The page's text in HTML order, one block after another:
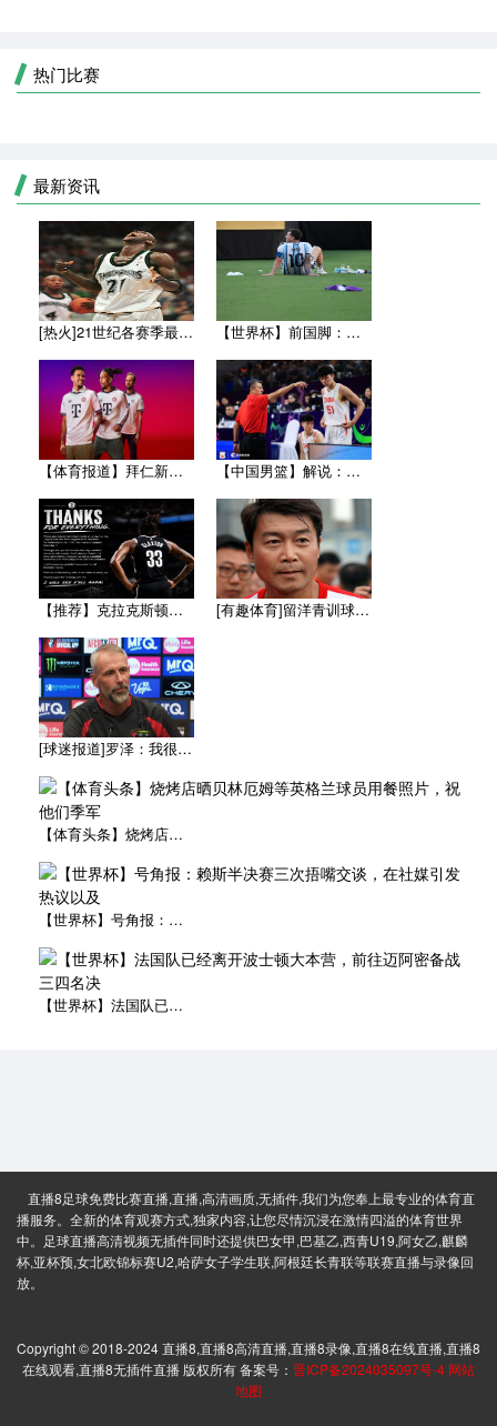
热门比赛
最新资讯
[热火]21世纪各赛季最高薪的都有谁？詹姆斯仅上榜一次 近9 【世界杯】前国脚：世界杯决赛比分差距太小，西班牙本应赢得更多
【体育报道】拜仁新赛季客场球衣：白色辅以蓝与红色，被誉为近年 【中国男篮】解说：杨瀚森8月为国出征没问题 因为后面两个窗口
【推荐】克拉克斯顿发文致谢篮网：感恩七年岁月 布鲁克林永远是 [有趣体育]留洋青训球员谈申思：不仅教会我踢球，更影响了我价
[球迷报道]罗泽：我很开心来到这里，球员的态度和球队的精神面
【体育头条】烧烤店晒贝林厄姆等英格兰球员用餐照片，祝他们季军
【世界杯】号角报：赖斯半决赛三次捂嘴交谈，在社媒引发热议以及
【世界杯】法国队已经离开波士顿大本营，前往迈阿密备战三四名决
直播8足球免费比赛直播,直播,高清画质,无插件,我们为您奉上最专业的体育直
播服务。全新的体育观赛方式,独家内容,让您尽情沉浸在激情四溢的体育世界
中。足球直播高清视频无插件同时还提供巴女甲,巴基乙,西青U19,阿女乙,麒麟
杯,亚杯预,女北欧锦标赛U2,哈萨女子学生联,阿根廷长青联等联赛直播与录像回
放。
Copyright © 2018-2024 直播8,直播8高清直播,直播8录像,直播8在线直播,直播8
在线观看,直播8无插件直播 版权所有 备案号： 晋ICP备2024035097号-4 网站
地图